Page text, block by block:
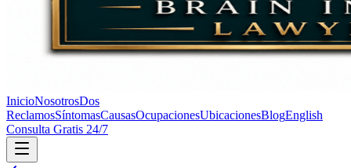
InicioNosotrosDos
ReclamosSíntomasCausasOcupacionesUbicacionesBlogEnglish
Consulta Gratis 24/7